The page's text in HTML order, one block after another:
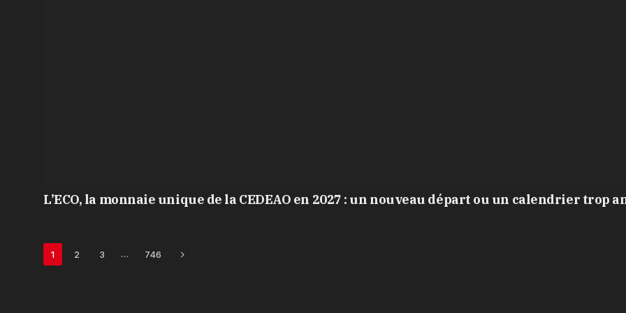
L’ECO, la monnaie unique de la CEDEAO en 2027 : un nouveau départ ou un calendrier trop
1 2 3 … 746 Next